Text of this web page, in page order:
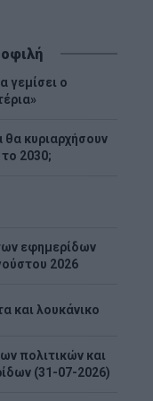
γεμίσει ο
θα κυριαρχήσουν
το 2030;
εφημερίδων
2026
και λουκάνικο
πολιτικών και
(31-07-2026)